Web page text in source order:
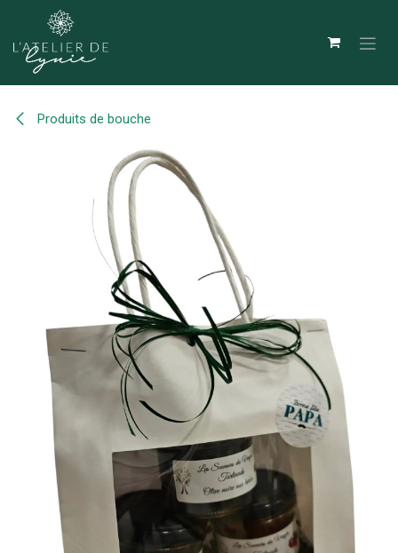
Se rendre au contenu
Produits de bouche